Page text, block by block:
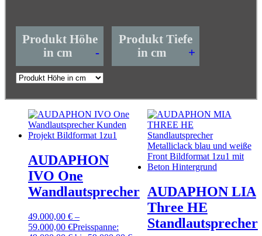
Produkt Höhe
in cm
-
Produkt Tiefe
in cm
+
AUDAPHON
IVO One
Wandlautsprecher
49.000,00 € –
59.000,00 €Preisspanne:
AUDAPHON LIA
Three HE
Standlautsprecher